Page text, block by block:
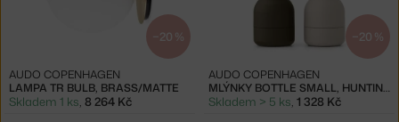
−20 %
LAMPA TR BULB, BRASS/MATTE
AUDO COPENHAGEN
Skladem 1 ks, 8 264 Kč
−20 %
MLÝNKY BOTTLE SMALL, HUNTING GREEN-BEIGE
AUDO COPENHAGEN
Skladem > 5 ks, 1 328 Kč